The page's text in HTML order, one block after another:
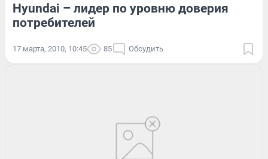
Hyundai – лидер по уровню доверия
потребителей
17 марта, 2010, 10:45 85 Обсудить